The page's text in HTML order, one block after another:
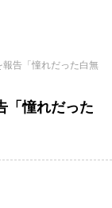
報告「憧れだった白無
「憧れだった